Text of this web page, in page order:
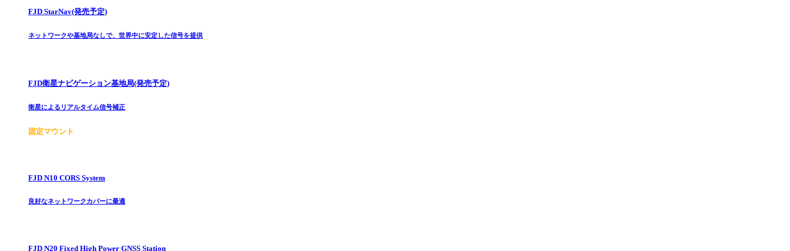
FJD StarNav(発売予定)
ネットワークや基地局なしで、世界中に安定した信号を提供
FJD衛星ナビゲーション基地局(発売予定)
衛星によるリアルタイム信号補正
固定マウント
FJD N10 CORS System
良好なネットワークカバーに最適
FJD N20 Fixed High Power GNSS Station